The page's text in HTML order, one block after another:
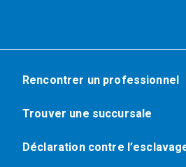
Rencontrer un professionnel
Trouver une succursale
Déclaration contre